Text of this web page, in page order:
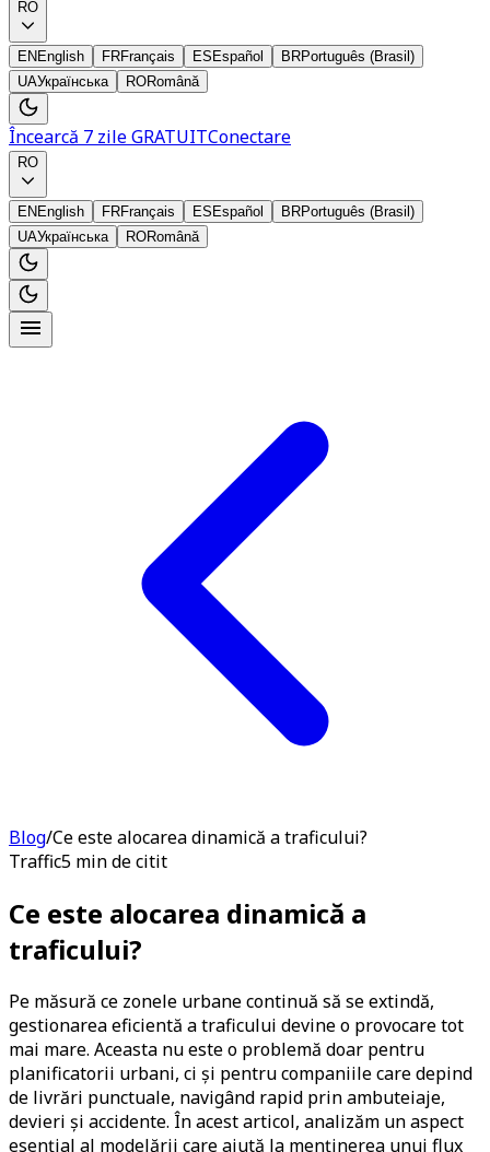
RO
EN English FRFrançais ES Español BRPortuguês (Brasil)
UAУкраїнська RORomână
Încearcă 7 zile GRATUITConectare
RO
EN English FRFrançais ES Español BRPortuguês (Brasil)
UAУкраїнська RORomână
Blog/Ce este alocarea dinamică a traficului?
Traffic5 min de citit
Ce este alocarea dinamică a
traficului?
Pe măsură ce zonele urbane continuă să se extindă,
gestionarea eficientă a traficului devine o provocare tot
mai mare. Aceasta nu este o problemă doar pentru
planificatorii urbani, ci și pentru companiile care depind
de livrări punctuale, navigând rapid prin ambuteiaje,
devieri și accidente. În acest articol, analizăm un aspect
esențial al modelării care ajută la menținerea unui flux